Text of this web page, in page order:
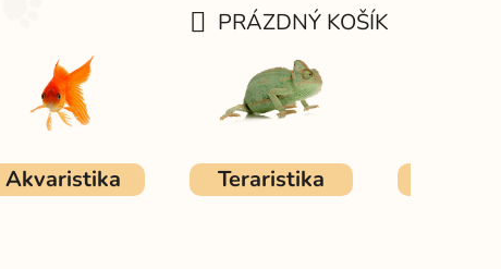
KOŠÍK
PRÁZDNÝ KOŠÍK
Akvaristika Teraristika